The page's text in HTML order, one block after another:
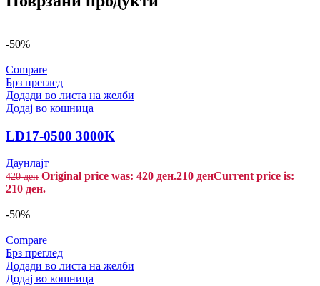
-50%
Compare
Брз преглед
Додади во листа на желби
Додај во кошница
LD17-0500 3000K
Даунлајт
420ден Original price was: 420 ден.210 денCurrent price is:
210 ден.
-50%
Compare
Брз преглед
Додади во листа на желби
Додај во кошница